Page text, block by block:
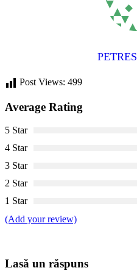
Post Views: 499
Average Rating
5 Star
4 Star
3 Star
2 Star
1 Star
(Add your review)
Lasă un răspuns